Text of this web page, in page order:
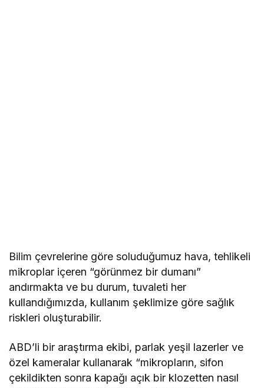
Bilim çevrelerine göre soluduğumuz hava, tehlikeli
mikroplar içeren “görünmez bir dumanı”
andırmakta ve bu durum, tuvaleti her
kullandığımızda, kullanım şeklimize göre sağlık
riskleri oluşturabilir.
ABD’li bir araştırma ekibi, parlak yeşil lazerler ve
özel kameralar kullanarak “mikropların, sifon
çekildikten sonra kapağı açık bir klozetten nasıl